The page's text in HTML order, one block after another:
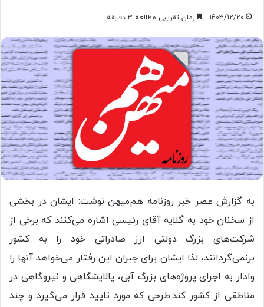
1403/12/20 زمان تقریبی مطالعه 3 دقیقه
به گزارش عصر خبر روزنامه هم‌میهن نوشت: ایشان در بخشی
از سخنان خود به گلایه آقای رئیسی اشاره می‌کنند که برخی از
شرکت‌های بزرگ دولتی ارز صادراتی خود را به کشور
برنمی‌گردانند، لذا ایشان برای جبران این رفتار می‌خواهد آنها را
وادار به اجرای پروژه‌های بزرگ آبی، پالایشگاهی و نیروگاهی در
مناطقی از کشور کند.طرحی که مورد تایید قرار می‌گیرد و چند